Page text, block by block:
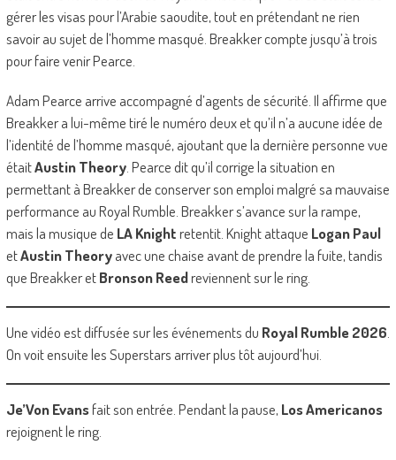
gérer les visas pour l’Arabie saoudite, tout en prétendant ne rien
savoir au sujet de l’homme masqué. Breakker compte jusqu’à trois
pour faire venir Pearce.
Adam Pearce arrive accompagné d’agents de sécurité. Il affirme que
Breakker a lui-même tiré le numéro deux et qu’il n’a aucune idée de
l’identité de l’homme masqué, ajoutant que la dernière personne vue
étaitAustin Theory. Pearce dit qu’il corrige la situation en
permettant à Breakker de conserver son emploi malgré sa mauvaise
performance au Royal Rumble. Breakker s’avance sur la rampe,
mais la musique de LA Knightretentit. Knight attaque Logan Paul
etAustin Theoryavec une chaise avant de prendre la fuite, tandis
que Breakker etBronson Reedreviennent sur le ring.
Une vidéo est diffusée sur les événements du Royal Rumble 2026
On voit ensuite les Superstars arriver plus tôt aujourd’hui.
Je’Von Evansfait son entrée. Pendant la pause, Los Americanos
rejoignent le ring.